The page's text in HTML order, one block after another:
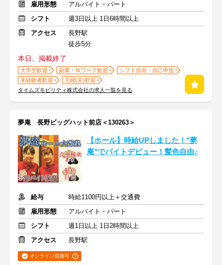
雇用形態
アルバイト・パート
シフト
週3日以上 1日6時間以上
アクセス
長野駅
徒歩5分
本日、掲載終了
大学生歓迎 副業・Ｗワーク歓迎
シフト自由・自己申告
未経験者歓迎
主婦(夫)歓迎
タイムズモビリティ株式会社の求人一覧を見る
夢庵 長野ビッグハット前店＜130263＞
【ホール】時給UPしました！"夢
庵"でバイトデビュー！髪色自由♪
給与
時給1100円以上＋交通費
雇用形態
アルバイト・パート
シフト
週1日以上 1日2時間以上
アクセス
長野駅
オンライン面接可